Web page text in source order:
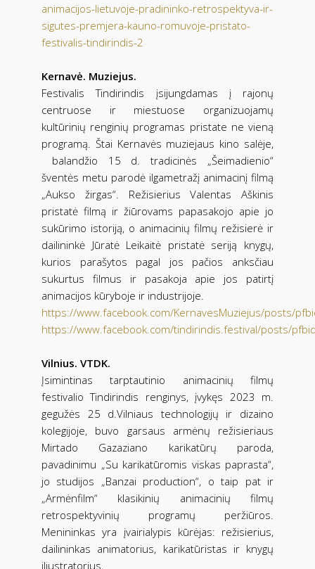
animacijos-lietuvoje-pradininko-retrospektyva-ir-
sigutes-premjera-kauno-romuvoje-pristato-
festivalis-tindirindis-2
Kernavė. Muziejus.
Festivalis Tindirindis įsijungdamas į rajonų
centruose ir miestuose organizuojamų
kultūrinių renginių programas pristate ne vieną
programą. Štai Kernavės muziejaus kino salėje,
balandžio 15 d. tradicinės „Šeimadienio“
šventės metu parodė ilgametražį animacinį filmą
„Aukso žirgas“. Režisierius Valentas Aškinis
pristatė filmą ir žiūrovams papasakojo apie jo
sukūrimo istoriją, o animacinių filmų režisierė ir
dailininkė Jūratė Leikaitė pristatė seriją knygų,
kurios parašytos pagal jos pačios anksčiau
sukurtus filmus ir pasakoja apie jos patirtį
animacijos kūryboje ir industrijoje.
https://www.facebook.com/KernavesMuziejus/posts/
https://www.facebook.com/tindirindis.festival/posts/
Vilnius. VTDK.
Įsimintinas tarptautinio animacinių filmų
festivalio Tindirindis renginys, įvykęs 2023 m.
gegužės 25 d.Vilniaus technologijų ir dizaino
kolegijoje, buvo garsaus armėnų režisieriaus
Mirtado Gazaziano karikatūrų paroda,
pavadinimu „Su karikatūromis viskas paprasta“,
jo studijos „Banzai production“, o taip pat ir
„Armėnfilm“ klasikinių animacinių filmų
retrospektyvinių programų peržiūros.
Menininkas yra įvairialypis kūrėjas: režisierius,
dailininkas animatorius, karikatūristas ir knygų
iliustratorius.